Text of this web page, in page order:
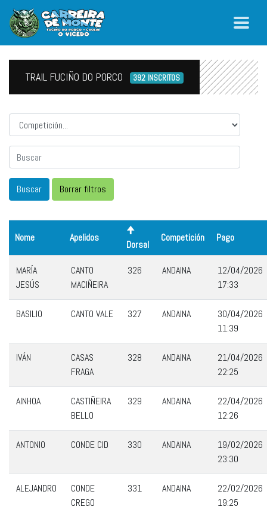
TRAIL FUCIÑO DO PORCO 392 INSCRITOS
Competicion
Nome Apelidos
Dorsal
Competición Pago
MARÍA
JESÚS
CANTO
MACIÑEIRA
326 ANDAINA
12/04/2026
17:33
BASILIO CANTO VALE 327 ANDAINA
30/04/2026
11:39
IVÁN
CASAS
FRAGA
328 ANDAINA
21/04/2026
22:25
AINHOA
CASTIÑEIRA
BELLO
329 ANDAINA
22/04/2026
12:26
ANTONIO CONDE CID 330 ANDAINA
19/02/2026
23:30
ALEJANDRO
CONDE
CREGO
331 ANDAINA
22/02/2026
19:25